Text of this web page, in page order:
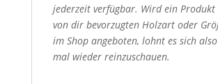
jederzeit verfügbar. Wird ein
von dir bevorzugten Holzart oder
im Shop angeboten, lohnt es sich
mal wieder reinzuschauen.